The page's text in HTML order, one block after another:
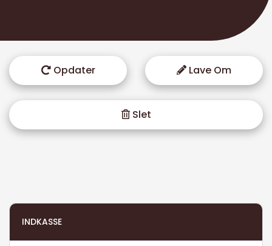
Opdater Lave Om
Slet
INDKASSE